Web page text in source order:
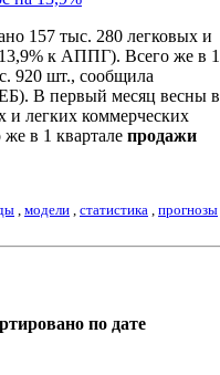
157 тыс. 280 легковых и
к АППГ). Всего же в 1
920 шт., сообщила
В первый месяц весны в
и легких коммерческих
в 1 квартале продажи
, модели , статистика , прогнозы
по дате